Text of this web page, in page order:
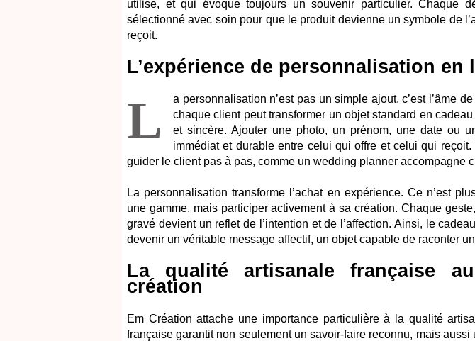
utilise, et qui évoque toujours un souvenir particulier. Chaque
sélectionné avec soin pour que le produit devienne un symbole de
reçoit.
L’expérience de personnalisation en
L
a personnalisation n’est pas un simple ajout, c’est l’âme
chaque client peut transformer un objet standard en
et sincère. Ajouter une photo, un prénom, une date ou
immédiat et durable entre celui qui offre et celui qui
guider le client pas à pas, comme un wedding planner accompagne
La personnalisation transforme l’achat en expérience. Ce n’est
une gamme, mais participer activement à sa création. Chaque
gravé devient un reflet de l’intention et de l’affection. Ainsi, le
devenir un véritable message affectif, un objet capable de raconter
La qualité artisanale française
création
Em Création attache une importance particulière à la qualité
française garantit non seulement un savoir-faire reconnu, mais